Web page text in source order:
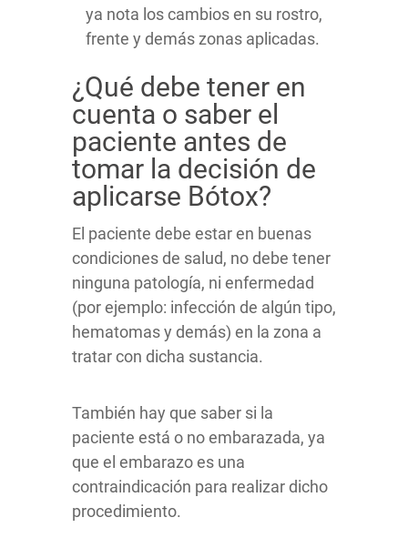
ya nota los cambios en su rostro,
frente y demás zonas aplicadas.
¿Qué debe tener en
cuenta o saber el
paciente antes de
tomar la decisión de
aplicarse Bótox?
El paciente debe estar en buenas
condiciones de salud, no debe tener
ninguna patología, ni enfermedad
(por ejemplo: infección de algún tipo,
hematomas y demás) en la zona a
tratar con dicha sustancia.
También hay que saber si la
paciente está o no embarazada, ya
que el embarazo es una
contraindicación para realizar dicho
procedimiento.